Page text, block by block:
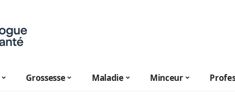
Grossesse Maladie Minceur